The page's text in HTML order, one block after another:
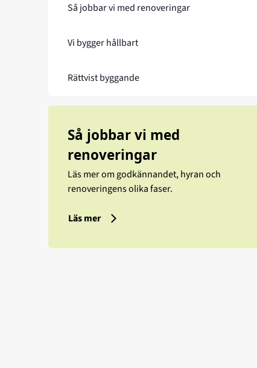
Så jobbar vi med renoveringar
Vi bygger hållbart
Rättvist byggande
Så jobbar vi med
renoveringar
Läs mer om godkännandet, hyran och
renoveringens olika faser.
Läs mer